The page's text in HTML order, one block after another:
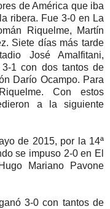
de América que iba
ribera. Fue 3-0 en La
Riquelme, Martín
Siete días más tarde
José Amalfitani,
1 con dos tantos de
Darío Ocampo. Para
Con estos
a la siguiente
de 2015, por la 14ª
se impuso 2-0 en El
Mariano Pavone
3-0 con tantos de